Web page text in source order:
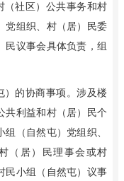
（社区）公共事务和村
党组织、村（居）民委
民议事会具体负责，组
）的协商事项。涉及楼
共利益和村（居）民个
（自然屯）党组织、
（居）民理事会或村
民小组（自然屯）议事